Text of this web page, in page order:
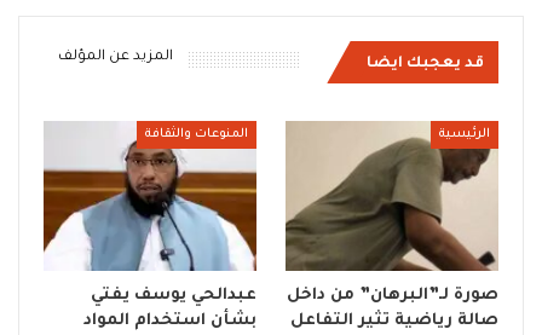
قد يعجبك ايضا المزيد عن المؤلف
الرئيسية
صورة لـ”البرهان” من داخل
صالة رياضية تثير التفاعل
المنوعات والثقافة
عبدالحي يوسف يفتي
بشأن استخدام المواد